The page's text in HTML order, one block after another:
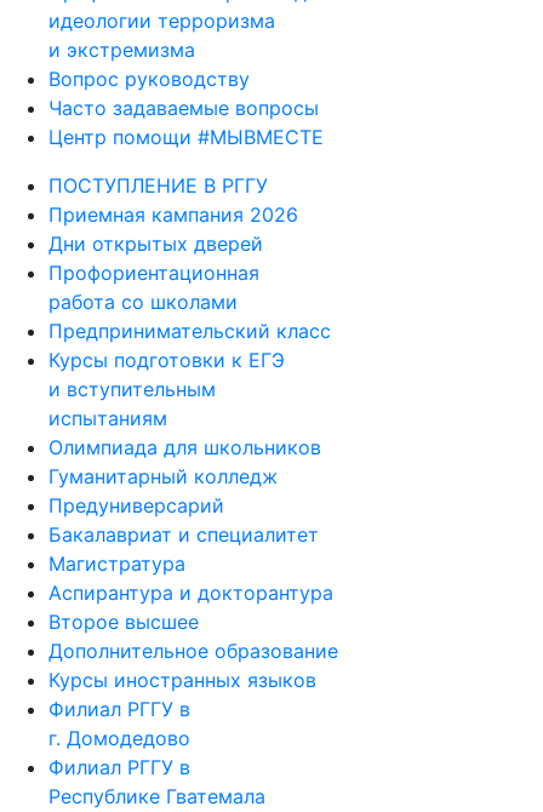
идеологии терроризма
и экстремизма
Вопрос руководству
Часто задаваемые вопросы
Центр помощи #МЫВМЕСТЕ
ПОСТУПЛЕНИЕ В РГГУ
Приемная кампания 2026
Дни открытых дверей
Профориентационная
работа со школами
Предпринимательский класс
Курсы подготовки к ЕГЭ
и вступительным
испытаниям
Олимпиада для школьников
Гуманитарный колледж
Предуниверсарий
Бакалавриат и специалитет
Магистратура
Аспирантура и докторантура
Второе высшее
Дополнительное образование
Курсы иностранных языков
Филиал РГГУ в
г. Домодедово
Филиал РГГУ в
Республике Гватемала